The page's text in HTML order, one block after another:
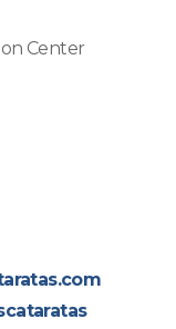
Center